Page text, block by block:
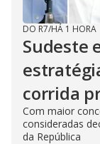
DO R7/HÁ 1 HORA
Sudeste
corrida
Com maior
consideradas
da República